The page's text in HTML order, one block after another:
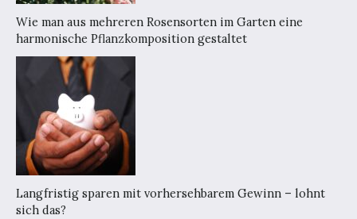
Wie man aus mehreren Rosensorten im Garten eine
harmonische Pflanzkomposition gestaltet
Langfristig sparen mit vorhersehbarem Gewinn – lohnt
sich das?